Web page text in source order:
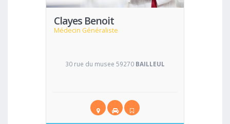
Clayes Benoit
Médecin Généraliste
30 rue du musee 59270 BAILLEUL